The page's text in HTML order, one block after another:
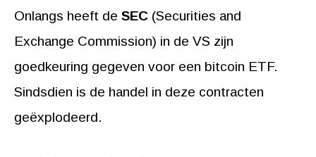
Onlangs heeft de SEC (Securities and
Exchange Commission) in de VS zijn
goedkeuring gegeven voor een bitcoin ETF.
Sindsdien is de handel in deze contracten
geëxplodeerd.